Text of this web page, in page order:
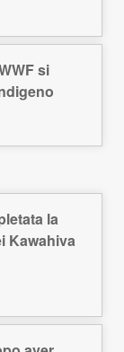
si
la
Kawahiva